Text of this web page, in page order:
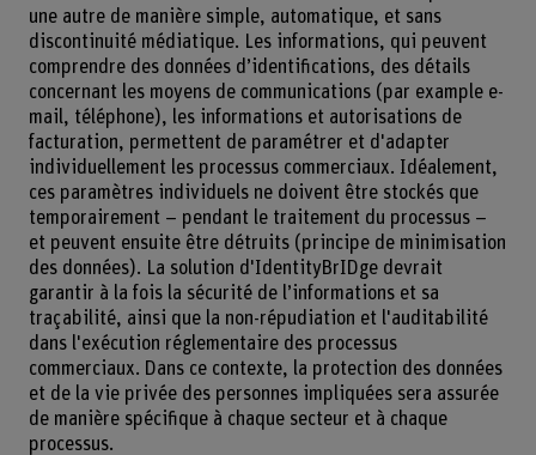
une autre de manière simple, automatique, et sans
discontinuité médiatique. Les informations, qui peuvent
comprendre des données d’identifications, des détails
concernant les moyens de communications (par example e-
mail, téléphone), les informations et autorisations de
facturation, permettent de paramétrer et d'adapter
individuellement les processus commerciaux. Idéalement,
ces paramètres individuels ne doivent être stockés que
temporairement – pendant le traitement du processus –
et peuvent ensuite être détruits (principe de minimisation
des données). La solution d'IdentityBrIDge devrait
garantir à la fois la sécurité de l’informations et sa
traçabilité, ainsi que la non-répudiation et l'auditabilité
dans l'exécution réglementaire des processus
commerciaux. Dans ce contexte, la protection des données
et de la vie privée des personnes impliquées sera assurée
de manière spécifique à chaque secteur et à chaque
processus.